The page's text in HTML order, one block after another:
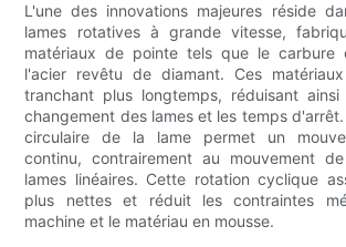
L'une des innovations majeures réside
lames rotatives à grande vitesse,
matériaux de pointe tels que le carbure
l'acier revêtu de diamant. Ces
tranchant plus longtemps, réduisant
changement des lames et les temps
circulaire de la lame permet un
continu, contrairement au mouvement
lames linéaires. Cette rotation cyclique
plus nettes et réduit les contraintes
machine et le matériau en mousse.